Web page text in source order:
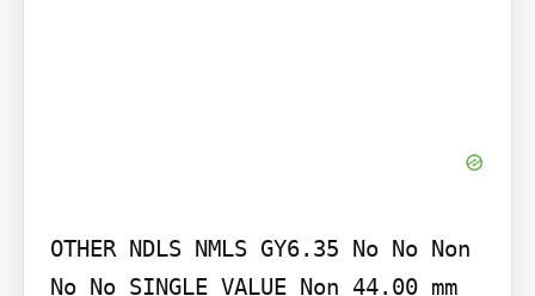
OTHER NDLS NMLS GY6.35 No No Non
No No SINGLE_VALUE Non 44.00 mm